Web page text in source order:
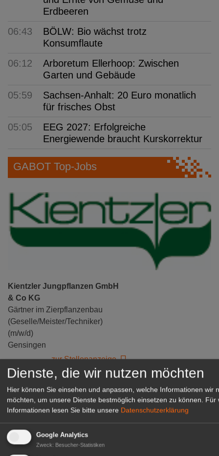
Erdbeeren
06:43
BÖLW: Bio wächst trotz
Konsumflaute
06:12
Arboretum Ellerhoop: Zwischen
Garten und Gebäude
05:59
Sachsen-Anhalt: 20 Euro monatlich
für frisches Obst
05:05
EEG 2027: Erfolgreiche
Energiewende braucht Kurskorrektur
GABOT Top-Jobs
Kientzler Jungpflanzen GmbH
& Co KG
Gärtner im Zierpflanzenbau
(Geselle/Meister/Techniker)
(m/w/d)
Gensingen
zur Stellenanzeige
Dienste, die wir nutzen möchten
Hier können Sie einsehen und anpassen, welche Informationen wir
möchten, um unsere Dienste bestmöglich einsetzen zu können. Für
Informationen lesen Sie bitte unsere Datenschutzerklärung
Google Analytics
Zweck: Besucher-Statistiken